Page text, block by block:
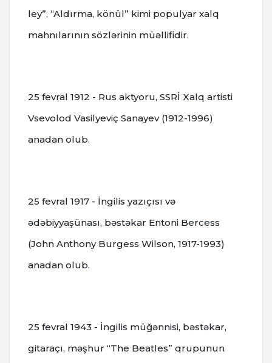
ley”, “Aldırma, könül” kimi populyar xalq
mahnılarının sözlərinin müəllifidir.
25 fevral 1912 - Rus aktyoru, SSRİ Xalq artisti
Vsevolod Vasilyeviç Sanayev (1912-1996)
anadan olub.
25 fevral 1917 - İngilis yazıçısı və
ədəbiyyaşünası, bəstəkar Entoni Bercess
(John Anthony Burgess Wilson, 1917-1993)
anadan olub.
25 fevral 1943 - İngilis müğənnisi, bəstəkar,
gitaraçı, məşhur “The Beatles” qrupunun